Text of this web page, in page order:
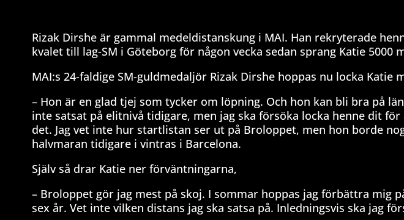
Rizak Dirshe är gammal medeldistanskung i MAI. Han rekryterade
kvalet till lag-SM i Göteborg för någon vecka sedan sprang Katie 5000
MAI:s 24-faldige SM-guldmedaljör Rizak Dirshe hoppas nu locka
– Hon är en glad tjej som tycker om löpning. Och hon kan bli bra på
inte satsat på elitnivå tidigare, men jag ska försöka locka henne dit
det. Jag vet inte hur startlistan ser ut på Broloppet, men hon borde
halvmaran tidigare i vintras i Barcelona.
Själv så drar Katie ner förväntningarna,
– Broloppet gör jag mest på skoj. I sommar hoppas jag förbättra mig
sex år. Vet inte vilken distans jag ska satsa på. Inledningsvis ska jag